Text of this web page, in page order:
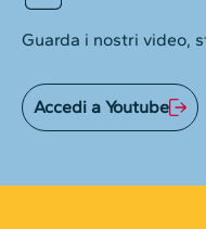
Guarda i nostri video,
Accedi a Youtube